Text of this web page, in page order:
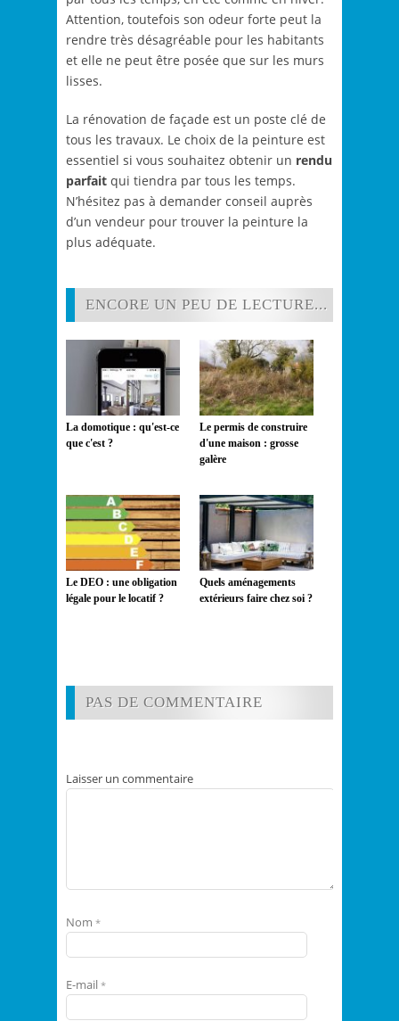
Attention, toutefois son odeur forte peut la
rendre très désagréable pour les habitants
et elle ne peut être posée que sur les murs
lisses.
La rénovation de façade est un poste clé de
tous les travaux. Le choix de la peinture est
essentiel si vous souhaitez obtenir un rendu
parfait qui tiendra par tous les temps.
N’hésitez pas à demander conseil auprès
d’un vendeur pour trouver la peinture la
plus adéquate.
ENCORE UN PEU DE LECTURE...
La domotique : qu'est-ce
que c'est ?
Le permis de construire
d'une maison : grosse
galère
Le DEO : une obligation
légale pour le locatif ?
Quels aménagements
extérieurs faire chez soi ?
PAS DE COMMENTAIRE
Laisser un commentaire
Nom *
E-mail *